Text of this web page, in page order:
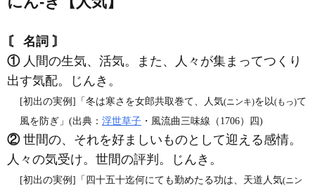
〘 名詞 〙
①人間の生気、活気。また、人々が集まってつくり
出す気配。じんき。
[初出の実例]「冬は寒さを女郎共取巻て、人気(ニンキ)を以(もっ)て
風を防ぎ」(出典： 浮世草子 ・風流曲三味線（1706）四)
②世間の、それを好ましいものとして迎える感情。
人々の気受け。世間の評判。じんき。
[初出の実例]「四十五十迄何にても勤めたる功は、天道人気(ニン